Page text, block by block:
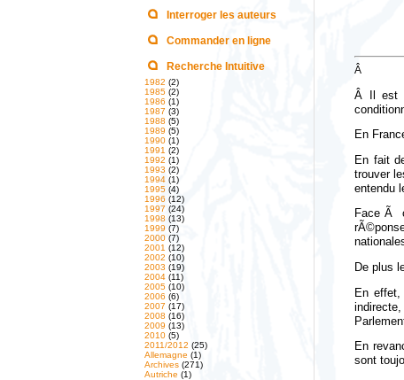
Interroger les auteurs
Commander en ligne
Recherche Intuitive
1982 (2)
1985 (2)
1986 (1)
1987 (3)
1988 (5)
1989 (5)
1990 (1)
1991 (2)
1992 (1)
1993 (2)
1994 (1)
1995 (4)
1996 (12)
1997 (24)
1998 (13)
1999 (7)
2000 (7)
2001 (12)
2002 (10)
2003 (19)
2004 (11)
2005 (10)
2006 (6)
2007 (17)
2008 (16)
2009 (13)
2010 (5)
2011/2012 (25)
Allemagne (1)
Archives (271)
Autriche (1)
Â
Â Il est
En
En fait
trouver
entendu
Face Ã
De plus
En
En
sont